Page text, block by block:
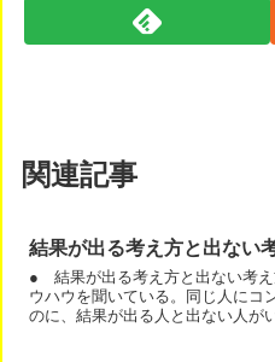
関連記事
結果が出る考え方と出ない
● 結果が出る考え方と出ない考
ウハウを聞いている。同じ人にコ
のに、結果が出る人と出ない人が